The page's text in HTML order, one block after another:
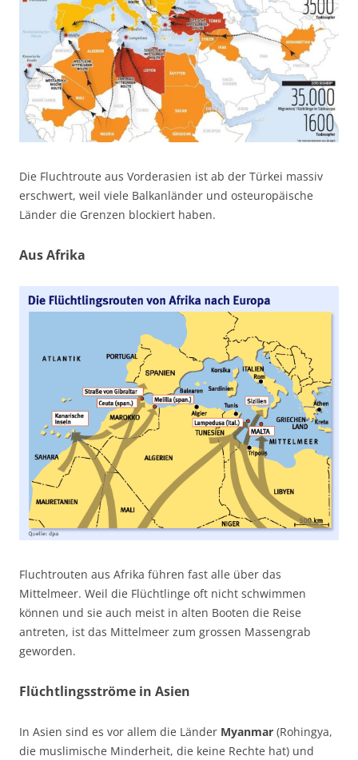
Die Fluchtroute aus Vorderasien ist ab der Türkei massiv
erschwert, weil viele Balkanländer und osteuropäische
Länder die Grenzen blockiert haben.
Aus Afrika
Fluchtrouten aus Afrika führen fast alle über das
Mittelmeer. Weil die Flüchtlinge oft nicht schwimmen
können und sie auch meist in alten Booten die Reise
antreten, ist das Mittelmeer zum grossen Massengrab
geworden.
Flüchtlingsströme in Asien
In Asien sind es vor allem die Länder Myanmar (Rohingya,
die muslimische Minderheit, die keine Rechte hat) und